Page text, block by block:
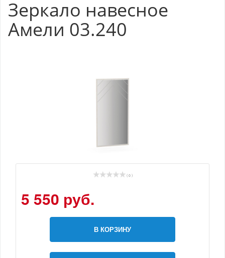
Зеркало навесное
Амели 03.240
( 0 )
5 550 руб.
В КОРЗИНУ